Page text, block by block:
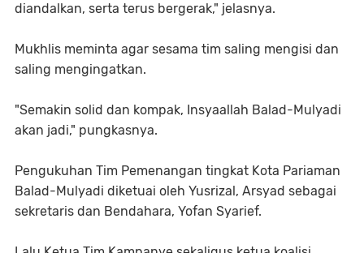
diandalkan, serta terus bergerak," jelasnya.
Mukhlis meminta agar sesama tim saling mengisi dan
saling mengingatkan.
"Semakin solid dan kompak, Insyaallah Balad-Mulyadi
akan jadi," pungkasnya.
Pengukuhan Tim Pemenangan tingkat Kota Pariaman
Balad-Mulyadi diketuai oleh Yusrizal, Arsyad sebagai
sekretaris dan Bendahara, Yofan Syarief.